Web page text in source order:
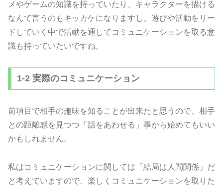
メやゲームの知識を持っていたり、キャラクターを描ける
なんて言うのもキッカケになりますし、遊びや活動をリー
ドしていく中で活動を通してコミュニケーションを取る意
識も持っていたいですね。
1-2 実際のコミュニケーション
前項目で相手の趣味を知ることが出来たと思うので、相手
との距離感を見つつ「話をあわせる」事から始めてもいい
かもしれません。
私はコミュニケーションに関しては「結局は人間関係」だ
と考えていますので、楽しくコミュニケーションを取りた